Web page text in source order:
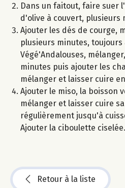
Dans un faitout, faire suer
d'olive à couvert, plusieurs
Ajouter les dés de courge,
plusieurs minutes, toujours
Végé'Andalouses,
minutes puis ajouter les
mélanger et laisser cuire
Ajouter le miso, la boisson
mélanger et laisser cuire
régulièrement jusqu'à
Ajouter la ciboulette
Retour à la liste